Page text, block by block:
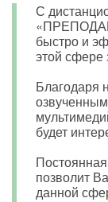
С
быстро и
этой сфере
Благодаря
будет
позволит
данной